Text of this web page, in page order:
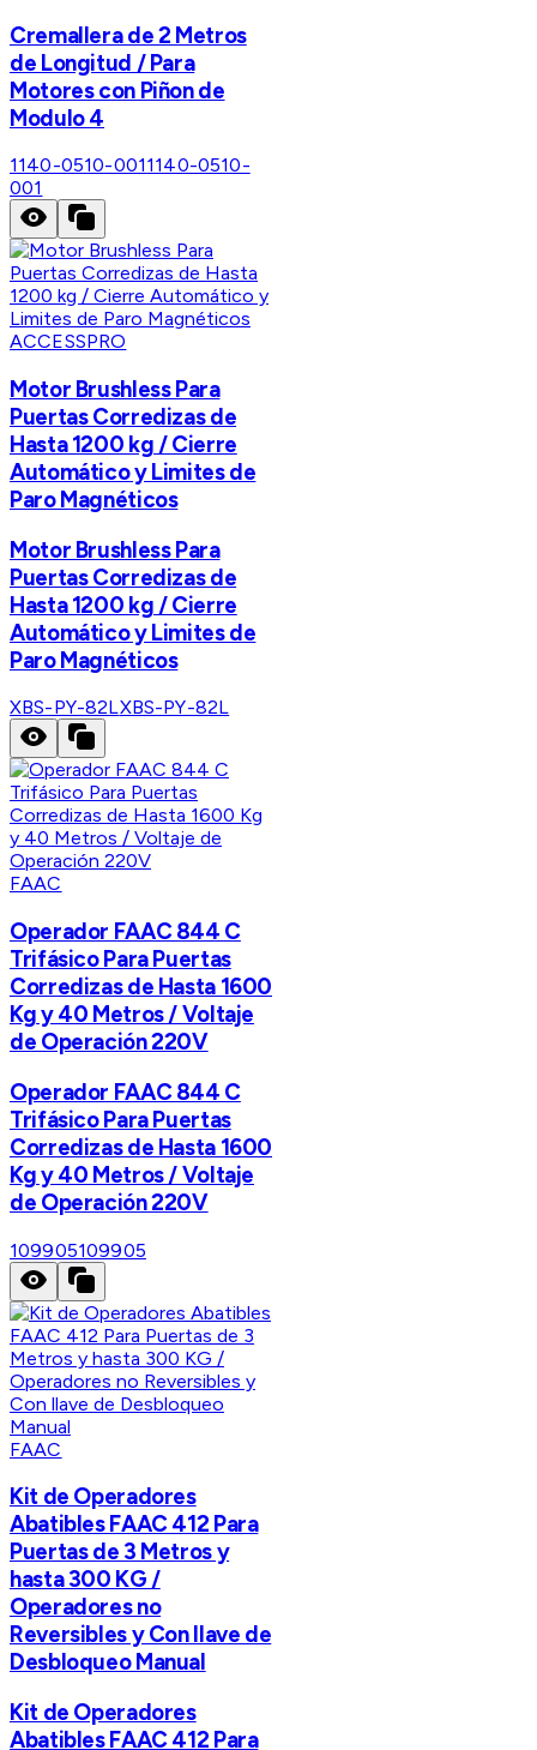
Cremallera de 2 Metros
de Longitud / Para
Motores con Piñon de
Modulo 4
1140-0510-0011140-0510-
001
ACCESSPRO
Motor Brushless Para
Puertas Corredizas de
Hasta 1200 kg / Cierre
Automático y Limites de
Paro Magnéticos
Motor Brushless Para
Puertas Corredizas de
Hasta 1200 kg / Cierre
Automático y Limites de
Paro Magnéticos
XBS-PY-82LXBS-PY-82L
FAAC
Operador FAAC 844 C
Trifásico Para Puertas
Corredizas de Hasta 1600
Kg y 40 Metros / Voltaje
de Operación 220V
Operador FAAC 844 C
Trifásico Para Puertas
Corredizas de Hasta 1600
Kg y 40 Metros / Voltaje
de Operación 220V
109905109905
FAAC
Kit de Operadores
Abatibles FAAC 412 Para
Puertas de 3 Metros y
hasta 300 KG /
Operadores no
Reversibles y Con llave de
Desbloqueo Manual
Kit de Operadores
Abatibles FAAC 412 Para